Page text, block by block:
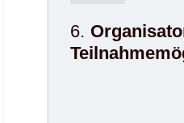
6.